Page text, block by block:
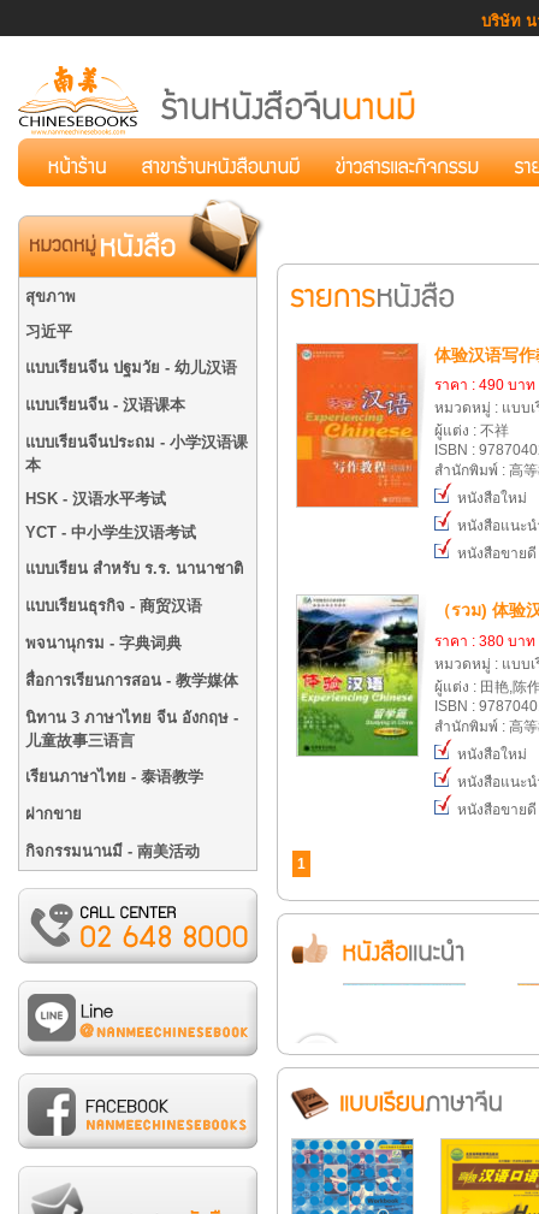
บริษัท น
สุขภาพ
习近平
แบบเรียนจีน ปฐมวัย - 幼儿汉语
แบบเรียนจีน - 汉语课本
แบบเรียนจีนประถม - 小学汉语课
本
HSK - 汉语水平考试
YCT - 中小学生汉语考试
แบบเรียน สำหรับ ร.ร. นานาชาติ
แบบเรียนธุรกิจ - 商贸汉语
พจนานุกรม - 字典词典
สื่อการเรียนการสอน - 教学媒体
นิทาน 3 ภาษาไทย จีน อังกฤษ -
儿童故事三语言
เรียนภาษาไทย - 泰语教学
ฝากขาย
กิจกรรมนานมี - 南美活动
体验汉语写
ราคา : 490 บาท
หมวดหมู่ : แบบเ
ผู้แต่ง : 不祥
ISBN :
สำนักพิมพ์ : 高
หนังสือใหม่
หนังสือแนะน
หนังสือขายดี
（รวม) 体验
ราคา : 380 บาท
หมวดหมู่ : แบบเ
ผู้แต่ง : 田艳,陈
ISBN :
สำนักพิมพ์ : 高
หนังสือใหม่
หนังสือแนะน
หนังสือขายดี
1